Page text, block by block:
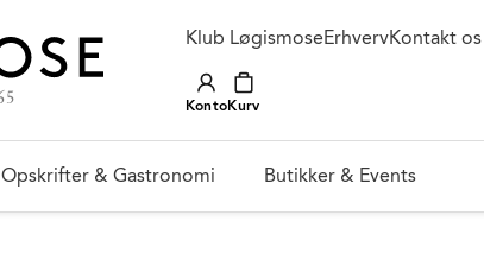
Klub LøgismoseErhvervKontakt os
KontoKurv
Opskrifter & Gastronomi Butikker & Events